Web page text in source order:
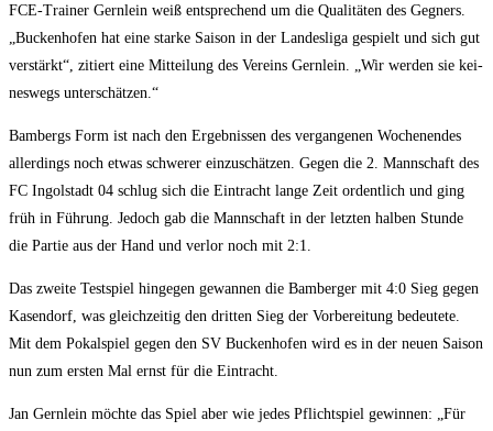
FCE-Trai­ner Gern­lein weiß ent­spre­chend um die Qua­li­tä­ten des Geg­ners.
„Bucken­ho­fen hat eine star­ke Sai­son in der Lan­des­li­ga gespielt und sich gut
ver­stärkt“, zitiert eine Mit­tei­lung des Ver­eins Gern­lein. „Wir wer­den sie kei­
nes­wegs unterschätzen.“
Bam­bergs Form ist nach den Ergeb­nis­sen des ver­gan­ge­nen Wochen­en­des
aller­dings noch etwas schwe­rer ein­zu­schät­zen. Gegen die 2. Mann­schaft des
FC Ingol­stadt 04 schlug sich die Ein­tracht lan­ge Zeit ordent­lich und ging
früh in Füh­rung. Jedoch gab die Mann­schaft in der letz­ten hal­ben Stun­de
die Par­tie aus der Hand und ver­lor noch mit 2:1.
Das zwei­te Test­spiel hin­ge­gen gewan­nen die Bam­ber­ger mit 4:0 Sieg gegen
Kasen­dorf, was gleich­zei­tig den drit­ten Sieg der Vor­be­rei­tung bedeu­te­te.
Mit dem Pokal­spiel gegen den SV Bucken­ho­fen wird es in der neu­en Sai­son
nun zum ers­ten Mal ernst für die Eintracht.
Jan Gern­lein möch­te das Spiel aber wie jedes Pflicht­spiel gewin­nen: „Für